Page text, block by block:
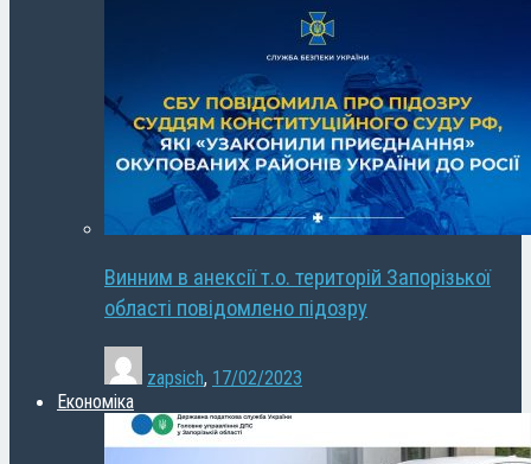
Винним в анексії т.о. територій Запорізької
області повідомлено підозру
zapsich, 17/02/2023
Економіка